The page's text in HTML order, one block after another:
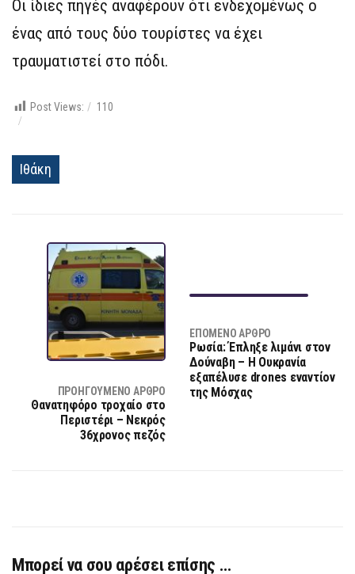
Οι ίδιες πηγές αναφέρουν ότι ενδεχομένως ο
ένας από τους δύο τουρίστες να έχει
τραυματιστεί στο πόδι.
Post Views: 110
Ιθάκη
ΠΡΟΗΓΟΎΜΕΝΟ ΆΡΘΡΟ
Θανατηφόρο τροχαίο στο
Περιστέρι – Νεκρός
36χρονος πεζός
ΕΠΌΜΕΝΟ ΆΡΘΡΟ
Ρωσία: Έπληξε λιμάνι στον
Δούναβη – Η Ουκρανία
εξαπέλυσε drones εναντίον
της Μόσχας
Μπορεί να σου αρέσει επίσης …